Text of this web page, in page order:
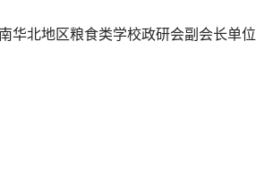
华北地区粮食类学校政研会副会长单位